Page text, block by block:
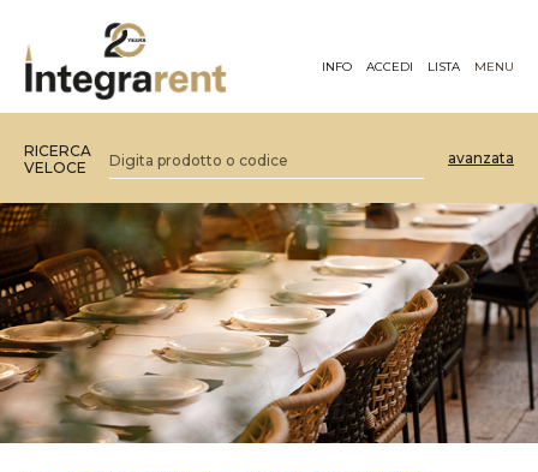
INFO ACCEDI LISTA MENU
RICERCA
VELOCE
avanzata